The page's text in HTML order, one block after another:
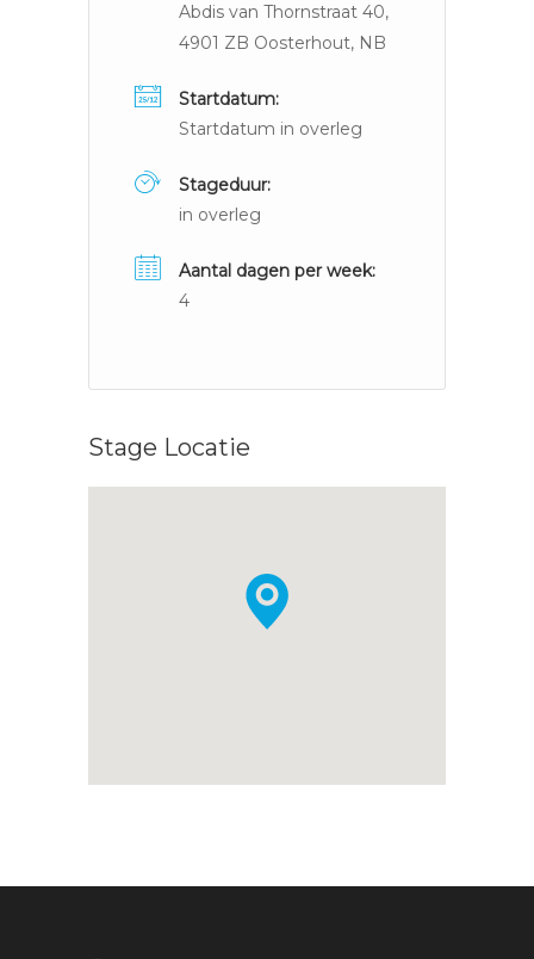
Abdis van Thornstraat 40,
4901 ZB Oosterhout, NB
Startdatum:
Startdatum in overleg
Stageduur:
in overleg
Aantal dagen per week:
4
Stage Locatie